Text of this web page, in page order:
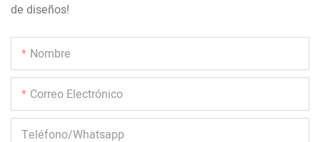
de diseños!
Nombre
Correo Electrónico
Teléfono/whatsapp